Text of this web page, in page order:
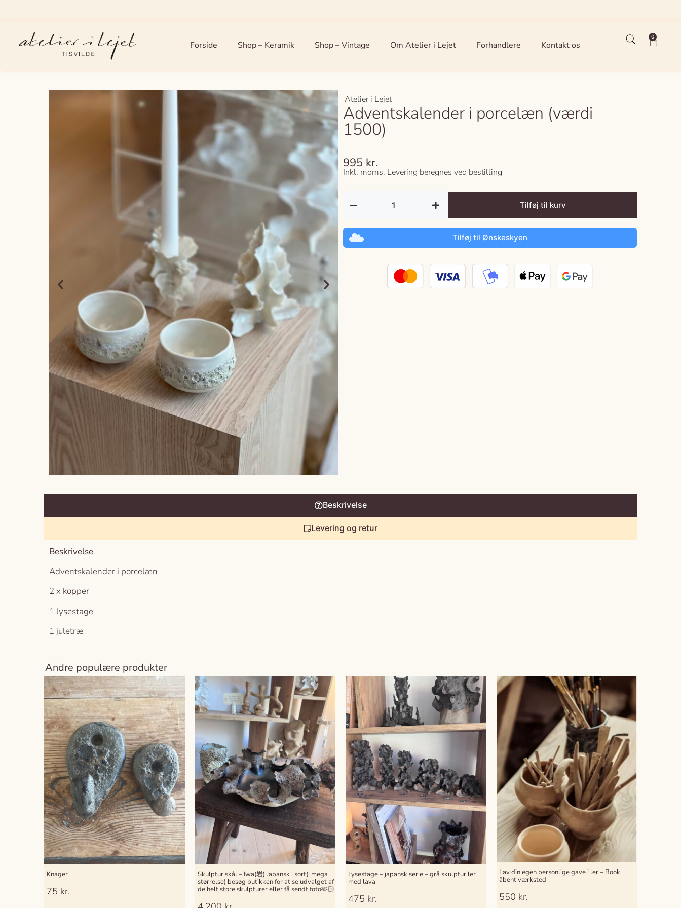
Forside Shop – Keramik Shop – Vintage Om Atelier i Lejet Forhandlere Kontakt os
0
Atelier i Lejet
Adventskalender i porcelæn (værdi
1500)
995 kr.
Inkl. moms. Levering beregnes ved bestilling
Tilføj til kurv
Tilføj til Ønskeskyen
Beskrivelse
Levering og retur
Beskrivelse
Adventskalender i porcelæn
2 x kopper
1 lysestage
1 juletræ
Andre populære produkter
Knager
75 kr.
Skulptur skål – Iwa(岩) Japansk i sort(i mega
størrelse) besøg butikken for at se udvalget af
de helt store skulpturer eller få sendt foto🫶🏻
Lysestage – japansk serie – grå skulptur ler
med lava
475 kr.
Lav din egen personlige gave i ler – Book
åbent værksted
550 kr.